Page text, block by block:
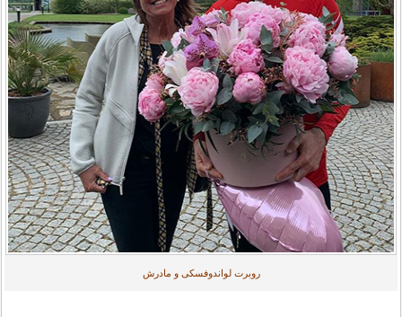
روبرت لواندوفسکی و مادرش